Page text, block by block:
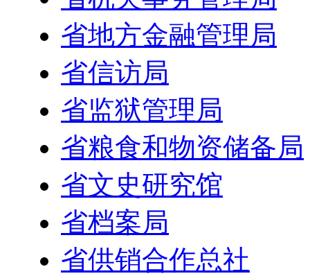
省地方金融管理局
省信访局
省监狱管理局
省粮食和物资储备局
省文史研究馆
省档案局
省供销合作总社